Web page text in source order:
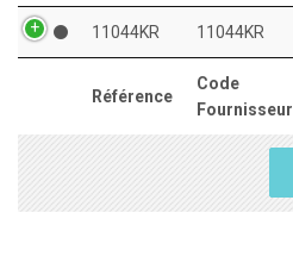
Référence
Code
Fournisseur
11044KR 11044KR